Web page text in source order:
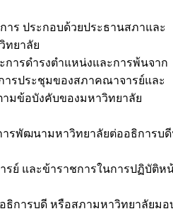
ร ประกอบด้วยประธานสภาและ
ทยาลัย
รดำรงตำแหน่งและการพ้นจาก
รประชุมของสภาคณาจารย์และ
มข้อบังคับของมหาวิทยาลัย
รพัฒนามหาวิทยาลัยต่ออธิการบ
ย์ และข้าราชการในการปฏิบัติห
ารบดี หรือสภามหาวิทยาลัยมอ